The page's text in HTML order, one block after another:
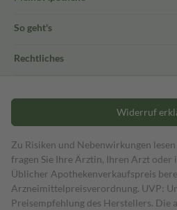
So geht's
Rechtliches
Widerruf
Zu Risiken und Nebenwirkungen
fragen Sie Ihre Ärztin, Ihren Arzt oder
Üblicher Apothekenverkaufspreis
Arzneimittelpreisverordnung. UVP:
Preisempfehlung des Herstellers. Die